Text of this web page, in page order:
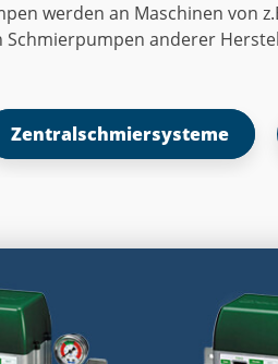
werden an Maschinen von
Schmierpumpen anderer
Zentralschmiersysteme